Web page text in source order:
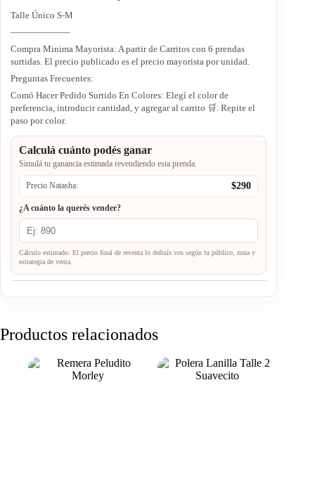
Talle Único S-M
——————–
Compra Minima Mayorista: A partir de Carritos con 6 prendas
surtidas. El precio publicado es el precio mayorista por unidad.
Preguntas Frecuentes:
Comó Hacer Pedido Surtido En Colores: Elegí el color de
preferencia, introducir cantidad, y agregar al carrito 🛒. Repite el
paso por color.
Calculá cuánto podés ganar
Simulá tu ganancia estimada revendiendo esta prenda.
Precio Natasha: $290
¿A cuánto la querés vender?
Cálculo estimado. El precio final de reventa lo definís vos según tu público, zona y
estrategia de venta.
Productos relacionados